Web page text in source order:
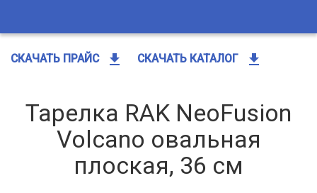
СКАЧАТЬ ПРАЙС get_app СКАЧАТЬ КАТАЛОГ get_app
Тарелка RAK NeoFusion
Volcano овальная
плоская, 36 см